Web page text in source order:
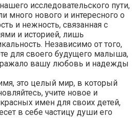
исследовательского пути,
много нового и интересного о
и нежность, связанная с
и историей, лишь
Независимо от того,
для своего будущего малыша,
вашу любовь и надежды
это целый мир, в который
учите новое и
имен для своих детей,
в себе частицу души его